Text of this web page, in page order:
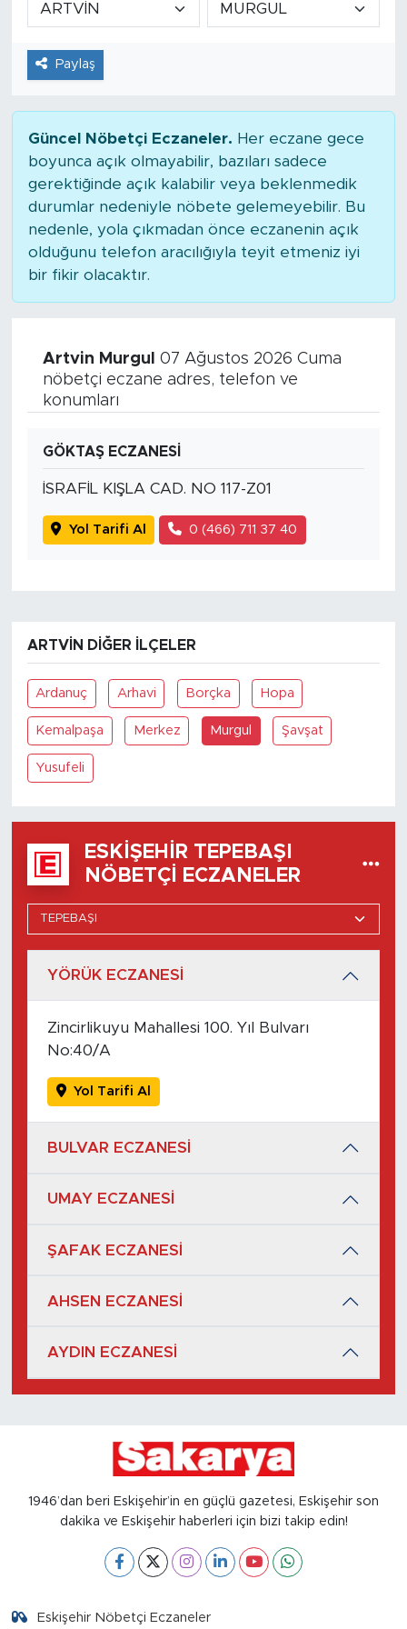
Paylaş
Güncel Nöbetçi Eczaneler. Her eczane gece
boyunca açık olmayabilir, bazıları sadece
gerektiğinde açık kalabilir veya beklenmedik
durumlar nedeniyle nöbete gelemeyebilir. Bu
nedenle, yola çıkmadan önce eczanenin açık
olduğunu telefon aracılığıyla teyit etmeniz iyi
bir fikir olacaktır.
Artvin Murgul
07 Ağustos 2026 Cuma
nöbetçi eczane adres, telefon ve
konumları
GÖKTAŞ ECZANESİ
İSRAFİL KIŞLA CAD. NO 117-Z01
Yol Tarifi Al 0 (466) 711 37 40
ARTVIN DIĞER İLÇELER
Ardanuç Arhavi Borçka Hopa
Kemalpaşa Merkez Murgul Şavşat
Yusufeli
ESKIŞEHIR TEPEBAŞI
NÖBETÇI ECZANELER
YÖRÜK ECZANESİ
Zincirlikuyu Mahallesi 100. Yıl Bulvarı
No:40/A
Yol Tarifi Al
BULVAR ECZANESİ
UMAY ECZANESİ
ŞAFAK ECZANESİ
AHSEN ECZANESİ
AYDIN ECZANESİ
1946’dan beri Eskişehir’in en güçlü gazetesi, Eskişehir son
dakika ve Eskişehir haberleri için bizi takip edin!
Eskişehir Nöbetçi Eczaneler
Tarihçe
Resmi İlanlar
Foto Şaka
Politika